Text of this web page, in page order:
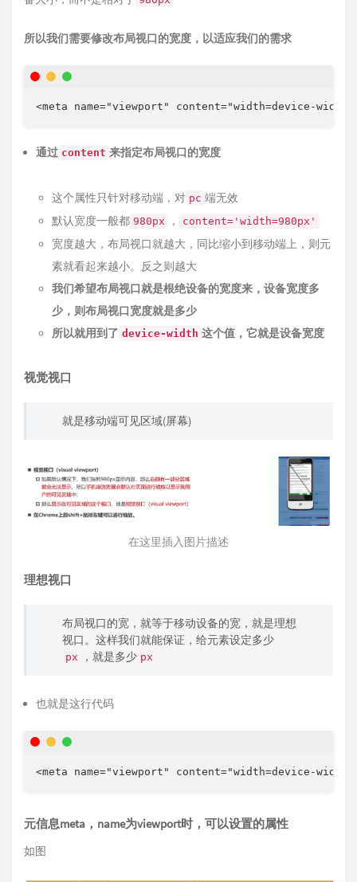
所以我们需要修改布局视口的宽度，以适应我们的需求
<meta name="viewport " content="width=device-
通过 content 来指定布局视口的宽度
这个属性只针对移动端，对 pc 端无效
默认宽度一般都 980px ， content='width=980px'
宽度越大，布局视口就越大，同比缩小到移动端上，则元
素就看起来越小。反之则越大
我们希望布局视口就是根绝设备的宽度来，设备宽度多
少，则布局视口宽度就是多少
所以就用到了 device-width 这个值，它就是设备宽度
视觉视口
就是移动端可见区域(屏幕)
在这里插入图片描述
理想视口
布局视口的宽，就等于移动设备的宽，就是理想
视口。这样我们就能保证，给元素设定多少
px ，就是多少 px
也就是这行代码
<meta name="viewport " content="width=device-
元信息meta，name为viewport时，可以设置的属性
如图